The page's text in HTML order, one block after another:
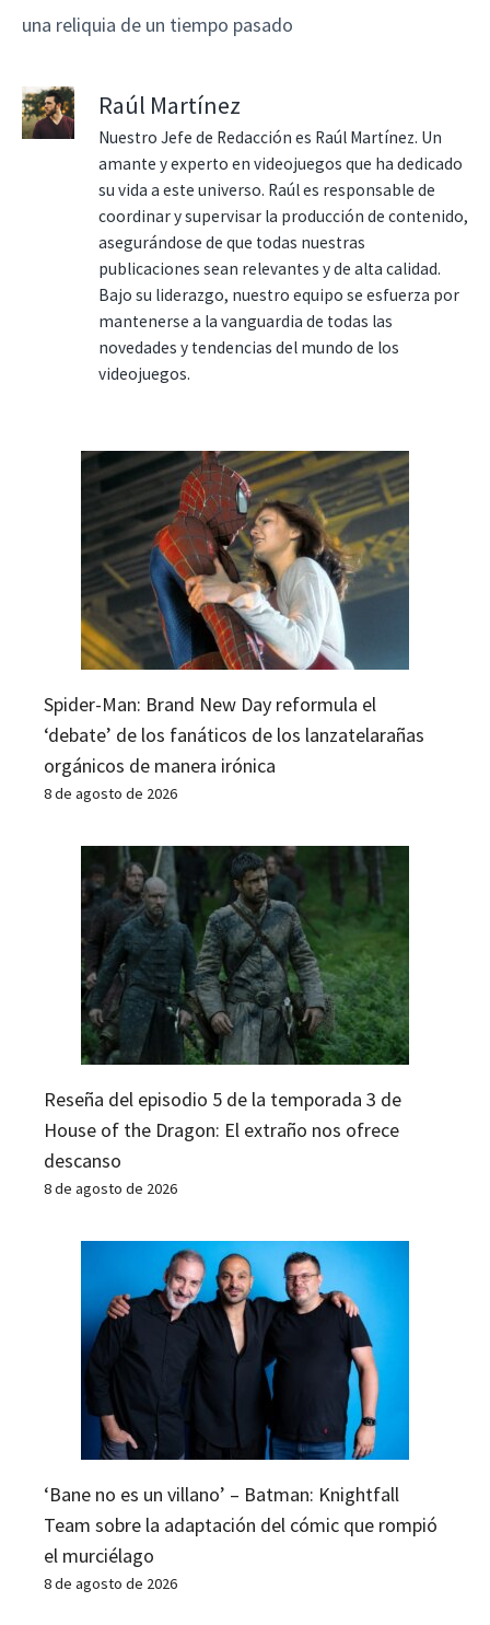
una reliquia de un tiempo pasado
Raúl Martínez
Nuestro Jefe de Redacción es Raúl Martínez. Un
amante y experto en videojuegos que ha dedicado
su vida a este universo. Raúl es responsable de
coordinar y supervisar la producción de contenido,
asegurándose de que todas nuestras
publicaciones sean relevantes y de alta calidad.
Bajo su liderazgo, nuestro equipo se esfuerza por
mantenerse a la vanguardia de todas las
novedades y tendencias del mundo de los
videojuegos.
Spider-Man: Brand New Day reformula el
‘debate’ de los fanáticos de los lanzatelarañas
orgánicos de manera irónica
8 de agosto de 2026
Reseña del episodio 5 de la temporada 3 de
House of the Dragon: El extraño nos ofrece
descanso
8 de agosto de 2026
‘Bane no es un villano’ – Batman: Knightfall
Team sobre la adaptación del cómic que rompió
el murciélago
8 de agosto de 2026